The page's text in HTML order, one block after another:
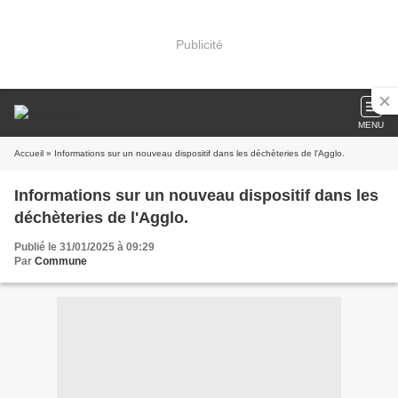
Publicité
MENU
Accueil » Informations sur un nouveau dispositif dans les déchèteries de l'Agglo.
Informations sur un nouveau dispositif dans les
déchèteries de l'Agglo.
Publié le 31/01/2025 à 09:29
Par Commune